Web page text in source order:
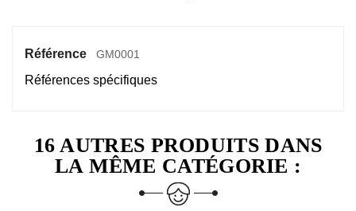
Référence GM0001
Références spécifiques
16 AUTRES PRODUITS DANS
LA MÊME CATÉGORIE :